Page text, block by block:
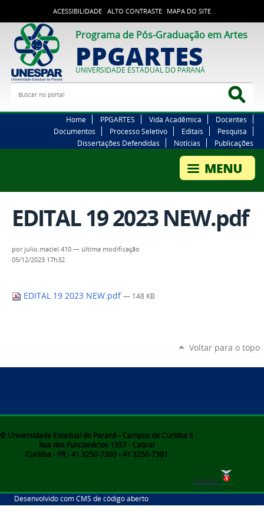
ACESSIBILIDADE ALTO CONTRASTE MAPA DO SITE
Programa de Pós-Graduação em Artes
PPGARTES
UNIVERSIDADE ESTADUAL DO PARANÁ
Buscar no portal
Home PPGARTES Vida Acadêmica
Docentes
Documentos
Processo Seletivo Editais
Pesquisa
Dissertações Defendidas
Notícias Publicações
EDITAL 19 2023 NEW.pdf
por julio.maciel.410 — última modificação
05/12/2023 17h32
EDITAL 19 2023 NEW.pdf — 148 KB
Voltar para o topo
© Universidade Estadual do Paraná - Campus de Curitiba II
Rua dos Funcionários 1357 - Cabral
Curitiba - PR - 41 3250-7300 - 41 3250-7301
Desenvolvido com CMS de código aberto